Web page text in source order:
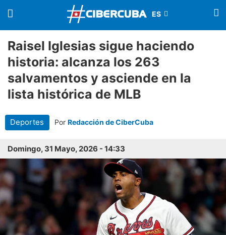
Raisel Iglesias sigue haciendo
historia: alcanza los 263
salvamentos y asciende en la
lista histórica de MLB
Deportes Por Redacción de CiberCuba
Domingo, 31 Mayo, 2026 - 14:33